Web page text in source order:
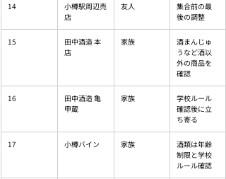
14
小樽駅周辺売
店
友人
集合前の最
後の調整
15
田中酒造 本
店
家族
酒まんじゅ
うなど酒以
外の商品を
確認
16
田中酒造 亀
甲蔵
家族
学校ルール
確認後に立
ち寄る
17 小樽バイン 家族
酒類は年齢
制限と学校
ルール確認